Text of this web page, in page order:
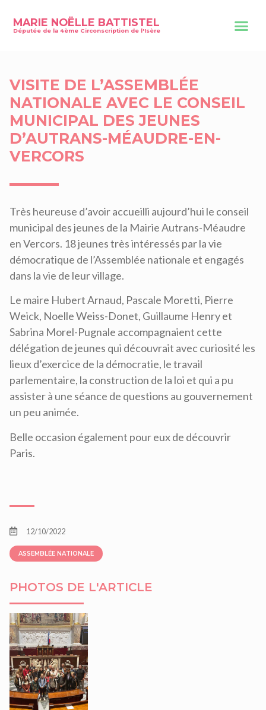
MARIE NOËLLE BATTISTEL
Députée de la 4ème Circonscription de l'Isère
VISITE DE L’ASSEMBLÉE
NATIONALE AVEC LE CONSEIL
MUNICIPAL DES JEUNES
D’AUTRANS-MÉAUDRE-EN-
VERCORS
Très heureuse d’avoir accueilli aujourd’hui le conseil
municipal des jeunes de la Mairie Autrans-Méaudre
en Vercors. 18 jeunes très intéressés par la vie
démocratique de l’Assemblée nationale et engagés
dans la vie de leur village.
Le maire Hubert Arnaud, Pascale Moretti, Pierre
Weick, Noelle Weiss-Donet, Guillaume Henry et
Sabrina Morel-Pugnale accompagnaient cette
délégation de jeunes qui découvrait avec curiosité les
lieux d’exercice de la démocratie, le travail
parlementaire, la construction de la loi et qui a pu
assister à une séance de questions au gouvernement
un peu animée.
Belle occasion également pour eux de découvrir
Paris.
12/10/2022
ASSEMBLÉE NATIONALE
PHOTOS DE L'ARTICLE